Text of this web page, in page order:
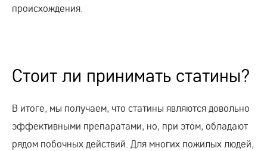
происхождения.
Стоит ли принимать статины?
В итоге, мы получаем, что статины являются довольно
эффективными препаратами, но, при этом, обладают
рядом побочных действий. Для многих пожилых людей,